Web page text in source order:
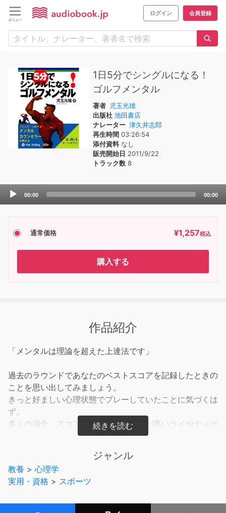
ログイン 会員登録
1日5分でシングルになる！
ゴルフメンタル
著者 児玉光雄
出版社 池田書店
ナレーター 津久井志郎
再生時間 03:26:54
添付資料なし
販売開始日 2011/9/22
トラック数 8
Audio
00:00 00:00
通常価格 ¥1,257税込
購入する
作品紹介
「メンタルは理論を超えた上達法です」
過去のラウンドであなたのベストスコアを記録したときの
ことを思い出してみましょう。
きっと好ましい心理状態でプレーしていたことに気づくは
ず。
多くの場合、スコアを崩すのはボールが悪いライやディボ
ットにあったからではありません。
に臨むから集中力が途切れ、その結果ミスショットになる
のです。
もちろんラウンド中ずっと好ましい心理状態を維持するこ
ジャンル
教養 > 心理学
実用・資格 > スポーツ